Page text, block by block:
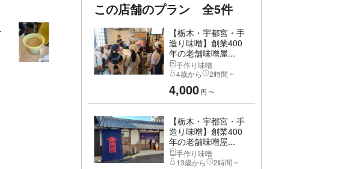
この店舗のプラン 全5件
【栃木・宇都宮・手
造り味噌】創業400
年の老舗味噌屋...
手作り味噌
4歳から
2時間 ~
4,000円 〜
【栃木・宇都宮・手
造り味噌】創業400
年の老舗味噌屋...
手作り味噌
13歳から
2時間 ~